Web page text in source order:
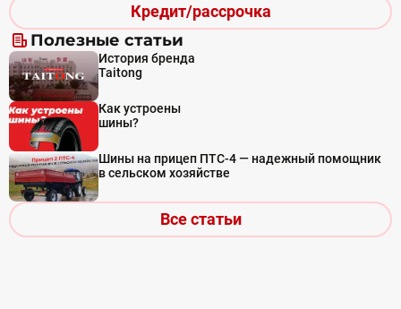
Кредит/рассрочка
Полезные статьи
История бренда
Taitong
Как устроены
шины?
Шины на прицеп ПТС-4 — надежный помощник
в сельском хозяйстве
Все статьи